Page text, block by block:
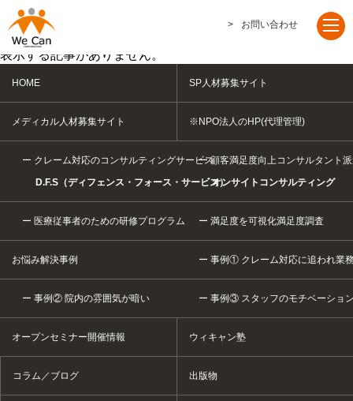
お問い合わせ
お問い合わせ
ニュース
TOP
ニュース
表示する記事がありません。
HOME SP人材募集サイト
メディカル人材募集サイト ※NPO法人のHP(代理管理)
クレーム対応のコンサルティングサービス
D.F.S（ディフェンス・フォース・サービス）
顧客満足度向上コンサルタント
オンサイトコンサルティング
医療従事者のための研修プログラム 満足度を可視化満足度調査
お悩み解決事例 事例① クレーム対応に追われ業
事例② 院内の雰囲気が暗い 事例③ スタッフのモチベーショ
オープンセミナー開催情報 ウィキャン塾
コラム／ブログ 出版物